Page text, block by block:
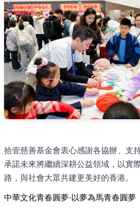
拾壹慈善基金會衷心感謝各協辦、支
承諾未來將繼續深耕公益領域，以實
路，與社會大眾共建更美好的香港。
中華文化青春圓夢·以夢為馬青春圓夢